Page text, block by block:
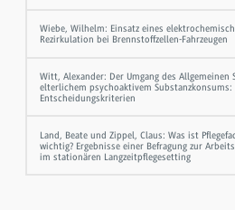
Wiebe, Wilhelm: Einsatz eines
Rezirkulation bei Brennstoffzellen-Fahrzeugen
Witt, Alexander: Der Umgang des Allgemeinen
elterlichem psychoaktivem Substanzkonsums:
Entscheidungskriterien
Land, Beate und Zippel, Claus: Was ist
wichtig? Ergebnisse einer Befragung zur
im stationären Langzeitpflegesetting